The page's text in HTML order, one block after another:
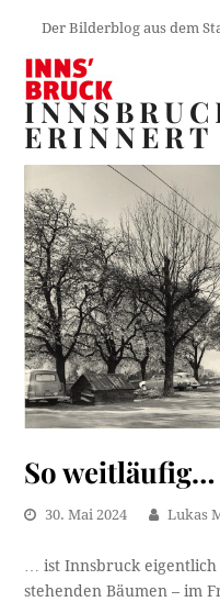
Der Bilderblog aus dem
So weitläufig…
30. Mai 2024 Lukas
… ist Innsbruck
stehenden Bäumen – im